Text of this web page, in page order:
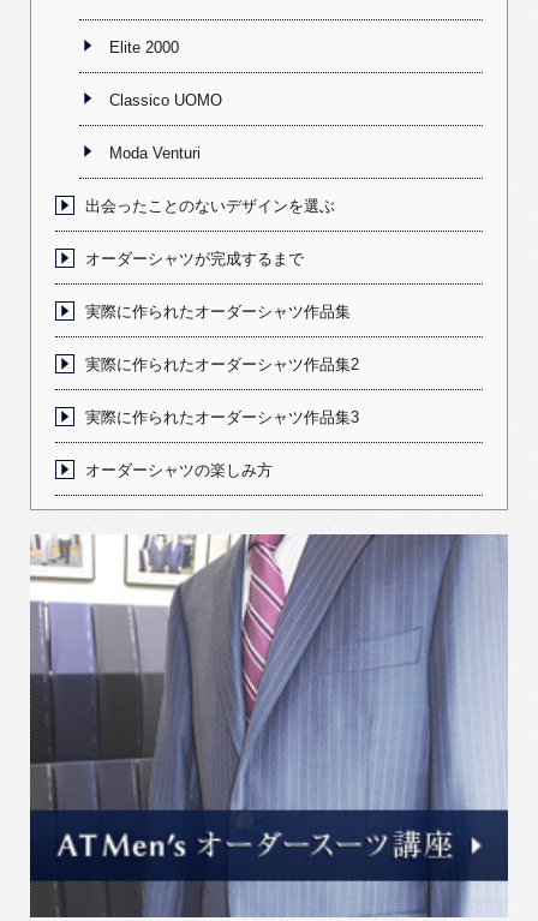
Elite 2000
Classico UOMO
Moda Venturi
出会ったことのないデザインを選ぶ
オーダーシャツが完成するまで
実際に作られたオーダーシャツ作品集
実際に作られたオーダーシャツ作品集2
実際に作られたオーダーシャツ作品集3
オーダーシャツの楽しみ方